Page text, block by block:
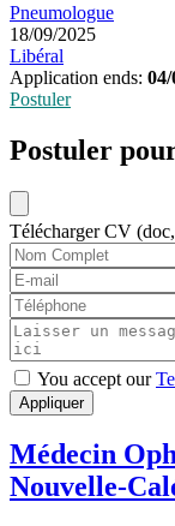
Pneumologue
18/09/2025
Libéral
Application ends: 04/
Postuler
Postuler
Télécharger CV
You accept our
Appliquer
Médecin
Nouvelle-